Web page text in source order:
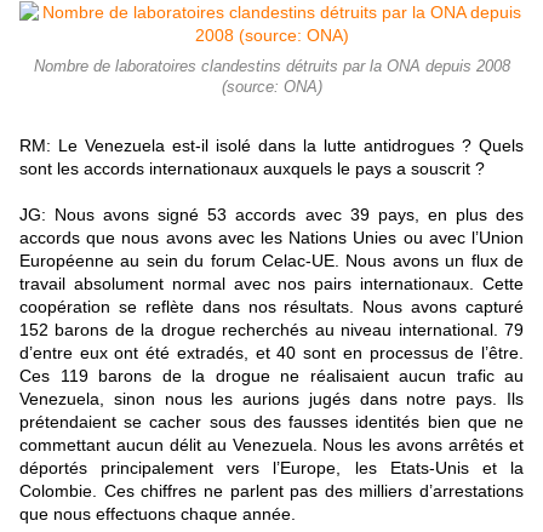
Nombre de laboratoires clandestins détruits par la ONA depuis 2008
(source: ONA)
RM: Le Venezuela est-il isolé dans la lutte antidrogues ? Quels
sont les accords internationaux auxquels le pays a souscrit ?
JG: Nous avons signé 53 accords avec 39 pays, en plus des
accords que nous avons avec les Nations Unies ou avec l’Union
Européenne au sein du forum Celac-UE. Nous avons un flux de
travail absolument normal avec nos pairs internationaux. Cette
coopération se reflète dans nos résultats. Nous avons capturé
152 barons de la drogue recherchés au niveau international. 79
d’entre eux ont été extradés, et 40 sont en processus de l’être.
Ces 119 barons de la drogue ne réalisaient aucun trafic au
Venezuela, sinon nous les aurions jugés dans notre pays. Ils
prétendaient se cacher sous des fausses identités bien que ne
commettant aucun délit au Venezuela. Nous les avons arrêtés et
déportés principalement vers l’Europe, les Etats-Unis et la
Colombie. Ces chiffres ne parlent pas des milliers d’arrestations
que nous effectuons chaque année.